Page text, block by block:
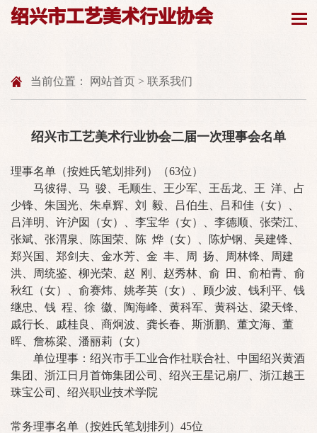
绍兴市工艺美术行业协会
当前位置： 网站首页 > 联系我们
绍兴市工艺美术行业协会二届一次理事会名单
理事名单（按姓氏笔划排列）（63位）
马彼得、马 骏、毛顺生、王少军、王岳龙、王 洋、占
少锋、朱国光、朱卓辉、刘 毅、吕伯生、吕和佳（女）、
吕洋明、许沪囡（女）、李宝华（女）、李德顺、张荣江、
张斌、张渭泉、陈国荣、陈 烨（女）、陈炉钢、吴建锋、
郑兴国、郑剑夫、金水芳、金 丰、周 扬、周林锋、周建
洪、周统鉴、柳光荣、赵 刚、赵秀林、俞 田、俞柏青、俞
秋红（女）、俞赛炜、姚孝英（女）、顾少波、钱利平、钱
继忠、钱 程、徐 徽、陶海峰、黄科军、黄科达、梁天锋、
戚行长、戚桂良、商炯波、龚长春、斯浙鹏、董文海、董
晖、詹栋梁、潘丽莉（女）
单位理事：绍兴市手工业合作社联合社、中国绍兴黄酒
集团、浙江日月首饰集团公司、绍兴王星记扇厂、浙江越王
珠宝公司、绍兴职业技术学院
常务理事名单（按姓氏笔划排列）45位